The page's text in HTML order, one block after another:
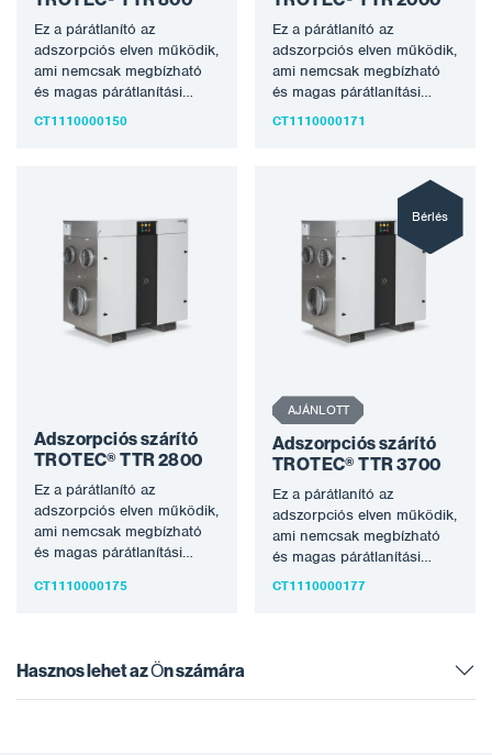
Ez a párátlanító az
adszorpciós elven működik,
ami nemcsak megbízható
és magas párátlanítási
teljesítményt tesz lehetővé
CT1110000150
Ez a párátlanító az
adszorpciós elven működik,
ami nemcsak megbízható
és magas párátlanítási
teljesítményt tesz lehetővé
CT1110000171
Adszorpciós szárító
TROTEC® TTR 2800
Ez a párátlanító az
adszorpciós elven működik,
ami nemcsak megbízható
és magas párátlanítási
alacsony hőmérsékleten is,
CT1110000175
AJÁNLOTT
Bérlés
Adszorpciós szárító
TROTEC® TTR 3700
Ez a párátlanító az
adszorpciós elven működik,
ami nemcsak megbízható
és magas párátlanítási
teljesítményt tesz lehetővé
CT1110000177
Hasznos lehet az Ön számára